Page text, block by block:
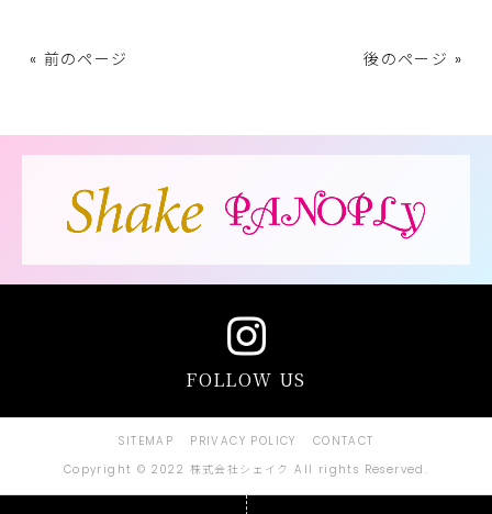
« 前のページ 後のページ »
FOLLOW US
SITEMAP PRIVACY POLICY
CONTACT
Copyright © 2022 株式会社シェイク All rights Reserved.